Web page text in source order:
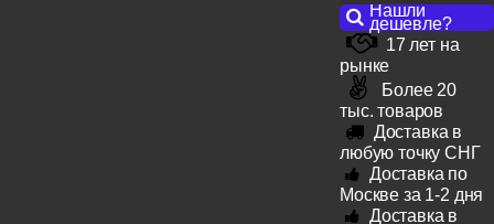
Нашли
дешевле?
17 лет на
рынке
Более 20
тыс. товаров
Доставка в
любую точку СНГ
Доставка по
Москве за 1-2 дня
Доставка в